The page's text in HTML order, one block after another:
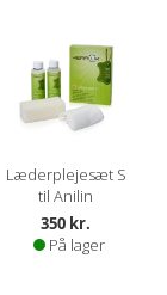
Læderplejesæt S
til Anilin
350 kr.
På lager